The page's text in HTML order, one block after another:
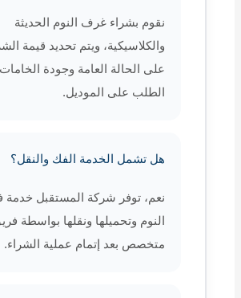
نقوم بشراء غرف النوم الحديثة
والكلاسيكية، ويتم تحديد قيمة
على الحالة العامة وجودة
الطلب على الموديل.
هل تشمل الخدمة الفك والنقل؟
نعم، توفر شركة المستقبل
النوم وتحميلها ونقلها بواسطة
متخصص بعد إتمام عملية الشراء.